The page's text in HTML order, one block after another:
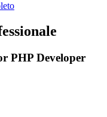
PHP Developer